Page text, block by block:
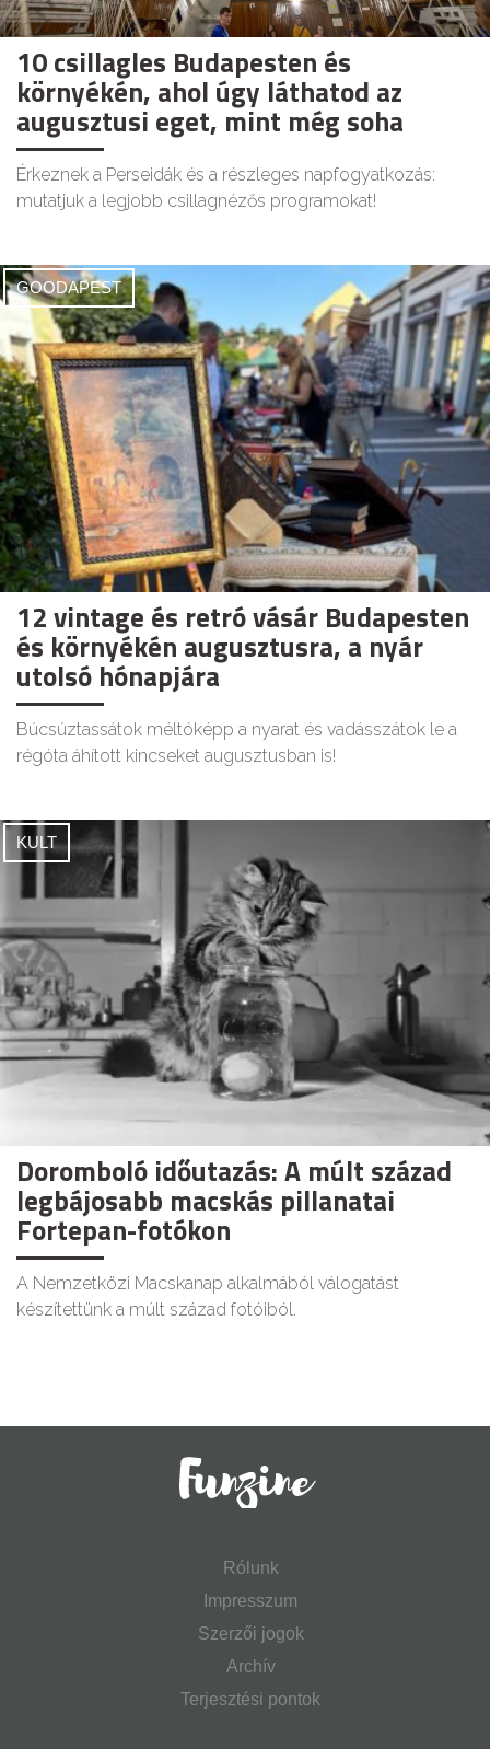
10 csillagles Budapesten és
környékén, ahol úgy láthatod az
augusztusi eget, mint még soha
Érkeznek a Perseidák és a részleges napfogyatkozás:
mutatjuk a legjobb csillagnézős programokat!
GOODAPEST
12 vintage és retró vásár Budapesten
és környékén augusztusra, a nyár
utolsó hónapjára
Búcsúztassátok méltóképp a nyarat és vadásszátok le a
régóta áhított kincseket augusztusban is!
KULT
Doromboló időutazás: A múlt század
legbájosabb macskás pillanatai
Fortepan-fotókon
A Nemzetközi Macskanap alkalmából válogatást
készítettünk a múlt század fotóiból.
Rólunk
Impresszum
Szerzői jogok
Archív
Terjesztési pontok